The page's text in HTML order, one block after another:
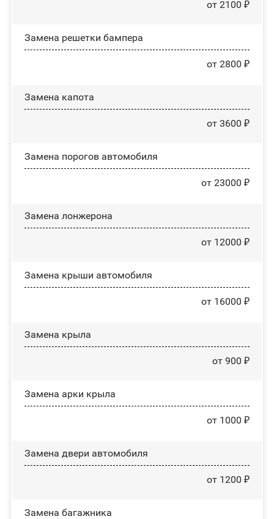
от 2100 ₽
Замена решетки бампера
от 2800 ₽
Замена капота
от 3600 ₽
Замена порогов автомобиля
от 23000 ₽
Замена лонжерона
от 12000 ₽
Замена крыши автомобиля
от 16000 ₽
Замена крыла
от 900 ₽
Замена арки крыла
от 1000 ₽
Замена двери автомобиля
от 1200 ₽
Замена багажника